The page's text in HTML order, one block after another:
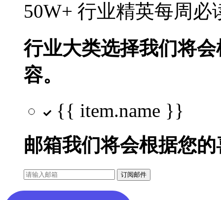
50W+ 行业精英每周
行业大类选择我们将
容。
{{ item.name }}
邮箱我们将会根据您
订阅邮件